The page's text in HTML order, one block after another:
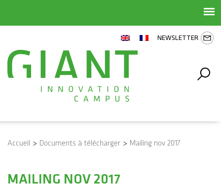
NEWSLETTER
Accueil > Documents à télécharger > Mailing nov 2017
MAILING NOV 2017